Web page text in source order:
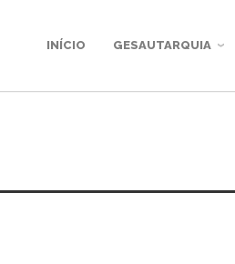
INÍCIO GESAUTARQUIA